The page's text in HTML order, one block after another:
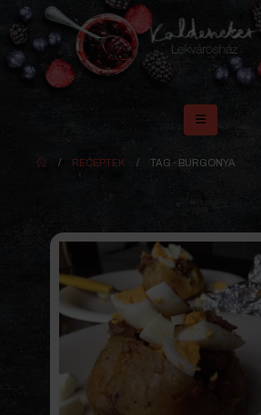
RECEPTEK TAG - BURGONYA